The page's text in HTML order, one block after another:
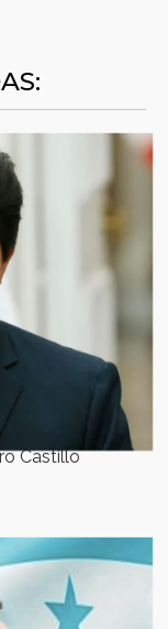
Castillo